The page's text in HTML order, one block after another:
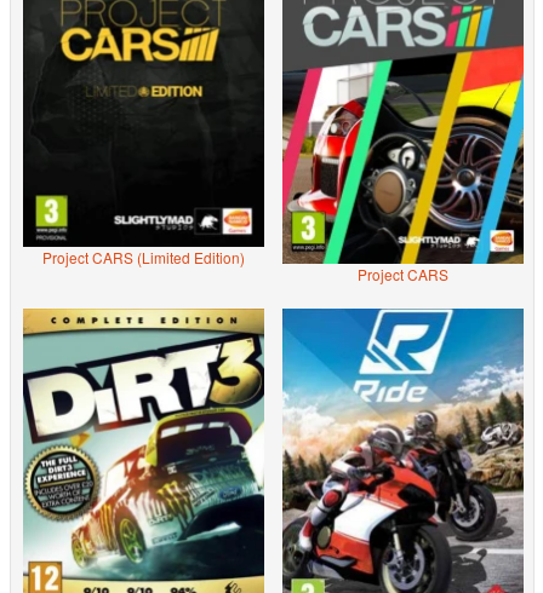
Project CARS (Limited Edition)
Project CARS